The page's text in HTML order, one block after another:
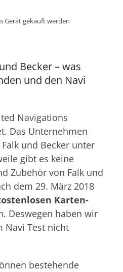
Gerät gekauft werden
Becker – was
und den Navi
Navigations
Das Unternehmen
und Becker unter
gibt es keine
Zubehör von Falk und
dem 29. März 2018
Karten-
Deswegen haben wir
Navi Test nicht
bestehende